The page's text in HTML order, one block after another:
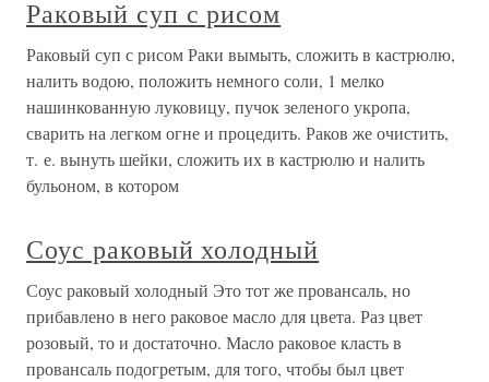
Раковый суп с рисом
Раковый суп с рисом Раки вымыть, сложить в кастрюлю,
налить водою, положить немного соли, 1 мелко
нашинкованную луковицу, пучок зеленого укропа,
сварить на легком огне и процедить. Раков же очистить,
т. е. вынуть шейки, сложить их в кастрюлю и налить
бульоном, в котором
Соус раковый холодный
Соус раковый холодный Это тот же провансаль, но
прибавлено в него раковое масло для цвета. Раз цвет
розовый, то и достаточно. Масло раковое класть в
провансаль подогретым, для того, чтобы был цвет